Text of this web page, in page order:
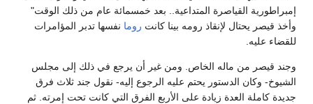
إمبراطورية القياصرة المتداعية.. بعد خمسمائة عام من ذلك الوقت"
وأخذ قيصر يحتال لإنقاذ رومه بينا كانت روما نفسها تدبر المؤامرات
للقضاء عليه.
وجند قيصر من ماله الخاص. ومن غير أن يرجع في ذلك إلى مجلس
الشيوخ- وكان الدستور يحتم عليه الرجوع إليه- نقول جند ثلاث فرق
جديدة كاملة العدة زيادة على الأربع الفرق التي كانت تحت إمرته. ثم